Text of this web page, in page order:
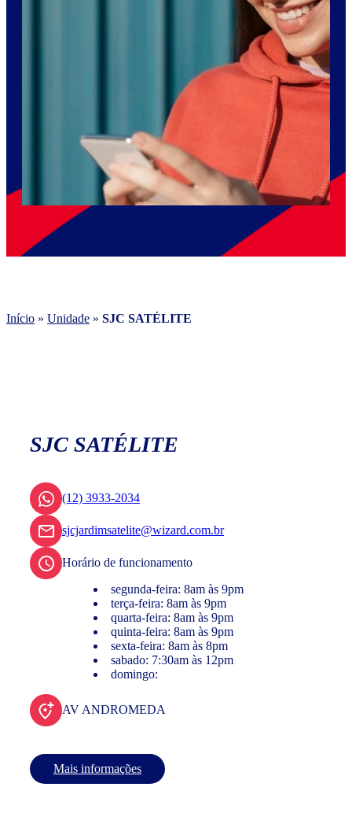
Início » Unidade » SJC SATÉLITE
SJC SATÉLITE
(12) 3933-2034
sjcjardimsatelite@wizard.com.br
Horário de funcionamento
segunda-feira: 8am às 9pm
terça-feira: 8am às 9pm
quarta-feira: 8am às 9pm
quinta-feira: 8am às 9pm
sexta-feira: 8am às 8pm
sabado: 7:30am às 12pm
domingo:
AV ANDROMEDA
Mais informações